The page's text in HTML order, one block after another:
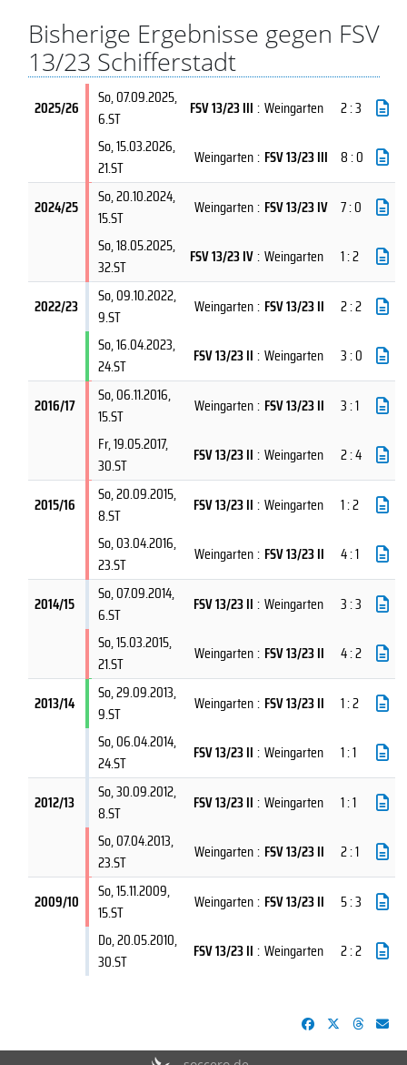
Bisherige Ergebnisse gegen FSV
13/23 Schifferstadt
2025/26 So, 07.09.2025,
6.ST
FSV 13/23 III : Weingarten
2 : 3
So, 15.03.2026,
21.ST
Weingarten: FSV 13/23 III 8 : 0
2024/25 So, 20.10.2024,
15.ST
Weingarten: FSV 13/23 IV 7 : 0
So, 18.05.2025,
32.ST
FSV 13/23 IV: Weingarten 1 : 2
2022/23 So, 09.10.2022,
9.ST
Weingarten: FSV 13/23 II
2 : 2
So, 16.04.2023,
24.ST
FSV 13/23 II : Weingarten 3 : 0
2016/17 So, 06.11.2016,
15.ST
Weingarten: FSV 13/23 II
3 : 1
Fr, 19.05.2017,
30.ST
FSV 13/23 II : Weingarten 2 : 4
2015/16 So, 20.09.2015,
8.ST
FSV 13/23 II : Weingarten
1 : 2
So, 03.04.2016,
23.ST
Weingarten: FSV 13/23 II 4 : 1
2014/15 So, 07.09.2014,
6.ST
FSV 13/23 II : Weingarten
3 : 3
So, 15.03.2015,
21.ST
Weingarten: FSV 13/23 II 4 : 2
2013/14 So, 29.09.2013,
9.ST
Weingarten: FSV 13/23 II
1 : 2
So, 06.04.2014,
24.ST
FSV 13/23 II : Weingarten 1 : 1
2012/13 So, 30.09.2012,
8.ST
FSV 13/23 II : Weingarten
1 : 1
So, 07.04.2013,
23.ST
Weingarten: FSV 13/23 II 2 : 1
2009/10 So, 15.11.2009,
15.ST
Weingarten: FSV 13/23 II
5 : 3
Do, 20.05.2010,
30.ST
FSV 13/23 II : Weingarten 2 : 2